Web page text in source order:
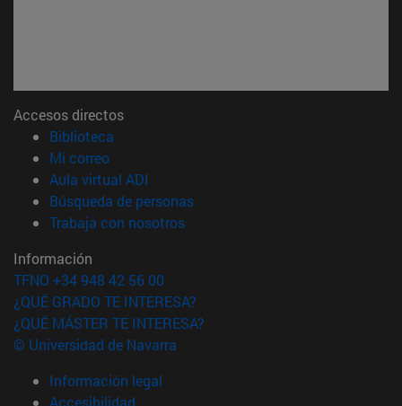
Accesos directos
Biblioteca
Mi correo(abre en nueva ventana)
Aula virtual ADI
Búsqueda de personas(abre en nueva ventana)
Trabaja con nosotros(abre en nueva ventana)
Información
TFNO +34 948 42 56 00
¿QUÉ GRADO TE INTERESA?
¿QUÉ MÁSTER TE INTERESA?
© Universidad de Navarra
Información legal
Accesibilidad